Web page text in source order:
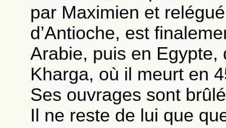
par Maximien et
d’Antioche, est
Arabie, puis en
Kharga, où il meurt en
Ses ouvrages sont
Il ne reste de lui que